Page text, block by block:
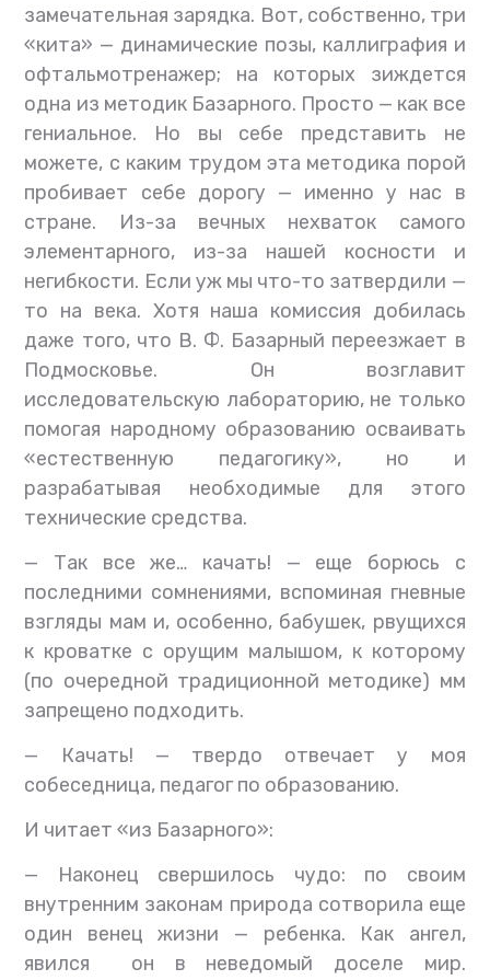
замечательная зарядка. Вот, собственно, три
«кита» — динамические позы, каллиграфия и
офтальмотренажер; на которых зиждется
одна из методик Базарного. Просто — как все
гениальное. Но вы себе представить не
можете, с каким трудом эта методика порой
пробивает себе дорогу — именно у нас в
стране. Из-за вечных нехваток самого
элементарного, из-за нашей косности и
негибкости. Если уж мы что-то затвердили —
то на века. Хотя наша комиссия добилась
даже того, что В. Ф. Базарный переезжает в
Подмосковье. Он возглавит
исследовательскую лабораторию, не только
помогая народному образованию осваивать
«естественную педагогику», но и
разрабатывая необходимые для этого
технические средства.
— Так все же… качать! — еще борюсь с
последними сомнениями, вспоминая гневные
взгляды мам и, особенно, бабушек, рвущихся
к кроватке с орущим малышом, к которому
(по очередной традиционной методике) мм
запрещено подходить.
— Качать! — твердо отвечает у моя
собеседница, педагог по образованию.
И читает «из Базарного»:
— Наконец свершилось чудо: по своим
внутренним законам природа сотворила еще
один венец жизни — ребенка. Как ангел,
явился он в неведомый доселе мир.